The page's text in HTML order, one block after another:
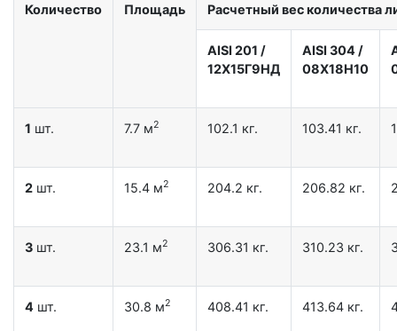
Количество Площадь Расчетный вес количества
AISI 201 /
12X15Г9НД
AISI 304 /
08Х18Н10
1 шт. 7.7 м2 102.1 кг. 103.41 кг.
2 шт. 15.4 м2 204.2 кг. 206.82 кг.
3 шт. 23.1 м2 306.31 кг. 310.23 кг.
4 шт. 30.8 м2 408.41 кг. 413.64 кг.